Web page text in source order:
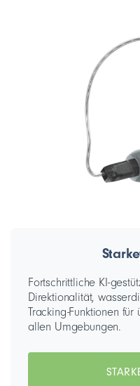
Fortschrittliche KI-
Direktionalität,
Tracking-Funktionen
allen Umgebungen.